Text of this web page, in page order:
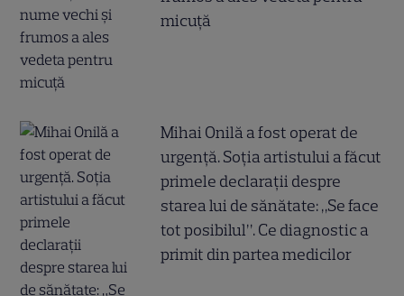
micuță
Mihai Onilă a fost operat de
urgență. Soția artistului a făcut
primele declarații despre
starea lui de sănătate: „Se face
tot posibilul”. Ce diagnostic a
primit din partea medicilor